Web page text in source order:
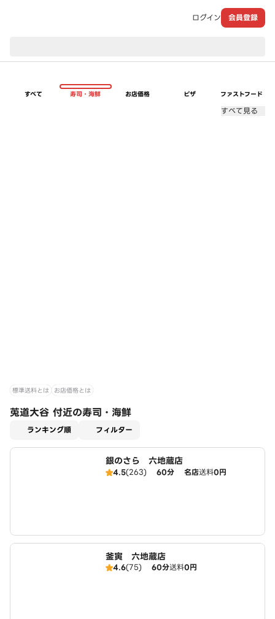
ログイン 会員登録
すべて 寿司・海鮮 お店価格 ピザ ファストフード
すべて見る
標準送料とは お店価格とは
莵道大谷 付近の寿司・海鮮
ランキング順 フィルター
銀のさら 六地蔵店
4.5(263) 60分 名店送料0円
釜寅 六地蔵店
4.6(75) 60分送料0円